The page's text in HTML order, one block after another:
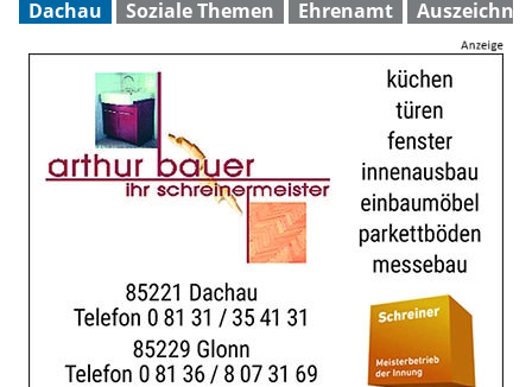
Dachau Soziale Themen Ehrenamt